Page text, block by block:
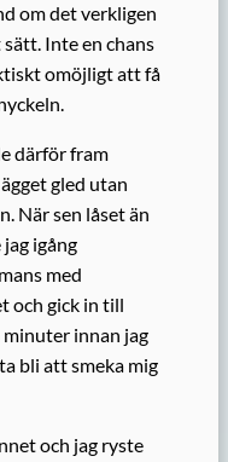
om det verkligen
Inte en chans
omöjligt att få
därför fram
gled utan
När sen låset än
igång
med
och gick in till
innan jag
bli att smeka mig
och jag ryste